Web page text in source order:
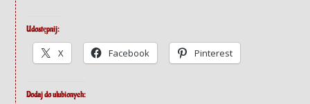
Udostępnij:
X Facebook Pinterest
Dodaj do ulubionych: